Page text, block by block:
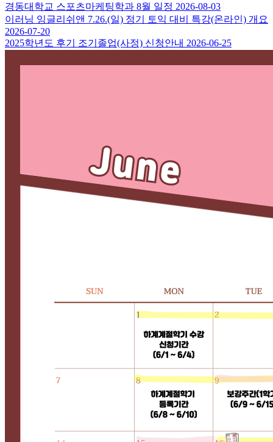
경동대학교 스포츠마케팅학과 8월 일정 2026-08-03
이러닝 잉글리쉬앤 7.26.(일) 정기 토익 대비 특강(온라인) 개요
2026-07-20
2025학년도 후기 조기졸업(사정) 신청안내 2026-06-25